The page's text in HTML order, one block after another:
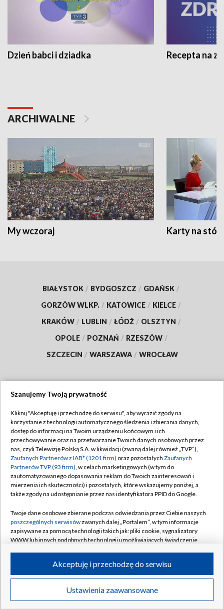
Dzień babci i dziadka Recepta na
ARCHIWALNE
My wczoraj Karty na
BIAŁYSTOK / BYDGOSZCZ / GDAŃSK /
GORZÓW WLKP. / KATOWICE / KIELCE /
KRAKÓW / LUBLIN / ŁÓDŹ / OLSZTYN /
OPOLE / POZNAŃ / RZESZÓW /
SZCZECIN / WARSZAWA / WROCŁAW
TVP
Abonament TVP
Emisja w TVP
Centrum informacji TVP
Naziemna Telewizja Cyfrowa
Rada Programowa
System NOS
Informacje o nadawcy
Program dla prasy
Ogłoszenie przetargowe
Regulamin TVP
Polityka prywatności
Moje zgody
Pomoc
Kontakt
Kanały
©2026 Telewizja Polska S.A. w likwidacji
Szanujemy Twoją prywatność
Kliknij "Akceptuję i przechodzę do serwisu", aby wyrazić zgody na
korzystanie z technologii automatycznego śledzenia i zbierania danych,
dostęp do informacji na Twoim urządzeniu końcowym i ich
przechowywanie oraz na przetwarzanie Twoich danych osobowych przez
nas, czyli Telewizję Polską S.A. w likwidacji (zwaną dalej również „TVP”),
Zaufanych Partnerów z IAB* (1201 firm) oraz pozostałych Zaufanych
Partnerów TVP (93 firm), w celach marketingowych (w tym do
zautomatyzowanego dopasowania reklam do Twoich zainteresowań i
mierzenia ich skuteczności) i pozostałych, które wskazujemy poniżej, a
także zgody na udostępnianie przez nas identyfikatora PPID do Google.
Twoje dane osobowe zbierane podczas odwiedzania przez Ciebie naszych
poszczególnych serwisówzwanych dalej „Portalem”, w tym informacje
zapisywane za pomocą technologii takich jak: pliki cookie, sygnalizatory
WWW lub innych podobnych technologii umożliwiających świadczenie
ruchu w Internecie.
Twoje dane osobowe zbierane podczas odwiedzania przez Ciebie
poszczególnych serwisówna Portalu, takie jak adresy IP, identyfikatory
Ustawienia zaawansowane
Akceptuję i przechodzę do serwisu